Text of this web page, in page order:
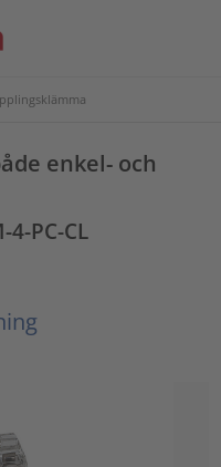
enkel- och
4-PC-CL